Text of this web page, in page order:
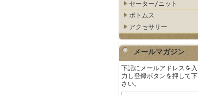
セーター/ニット
ボトムス
アクセサリー
メールマガジン
下記にメールアドレスを入
力し登録ボタンを押して下
さい。